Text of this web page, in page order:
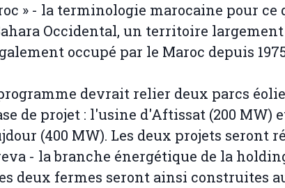
» - la terminologie marocaine pour ce
Occidental, un territoire
occupé par le Maroc depuis
devrait relier deux parcs
de projet : l'usine d'Aftissat (200 MW)
(400 MW). Les deux projets seront
- la branche énergétique de la
deux fermes seront ainsi construites